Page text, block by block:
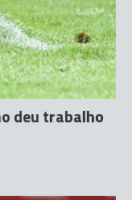
deu trabalho